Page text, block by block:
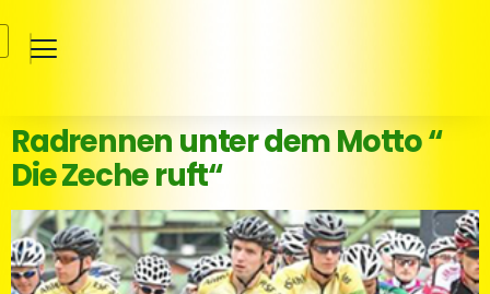
Radrennen unter dem Motto “
Die Zeche ruft“